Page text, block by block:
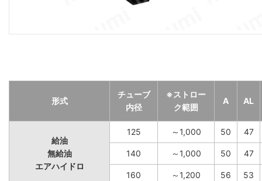
形式
チューブ
内径
※ストロー
ク範囲
A AL
給油
無給油
エアハイドロ
125 ～1,000 50 47
140 ～1,000 50 47
160 ～1,200 56 53